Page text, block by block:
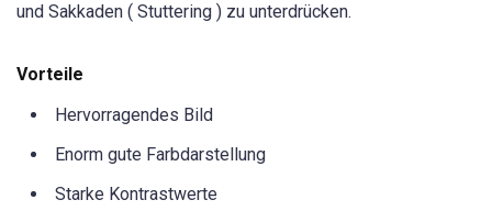
und Sakkaden ( Stuttering ) zu unterdrücken.
Vorteile
Hervorragendes Bild
Enorm gute Farbdarstellung
Starke Kontrastwerte